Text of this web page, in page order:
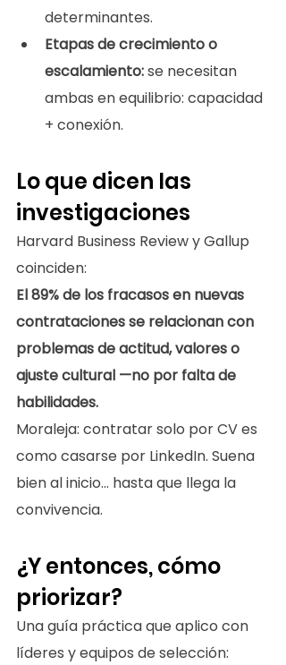
determinantes.
Etapas de crecimiento o
escalamiento: se necesitan
ambas en equilibrio: capacidad
+ conexión.
Lo que dicen las
investigaciones
Harvard Business Review y Gallup
coinciden:
El 89% de los fracasos en nuevas
contrataciones se relacionan con
problemas de actitud, valores o
ajuste cultural —no por falta de
habilidades.
Moraleja: contratar solo por CV es
como casarse por LinkedIn. Suena
bien al inicio… hasta que llega la
convivencia.
¿Y entonces, cómo
priorizar?
Una guía práctica que aplico con
líderes y equipos de selección: